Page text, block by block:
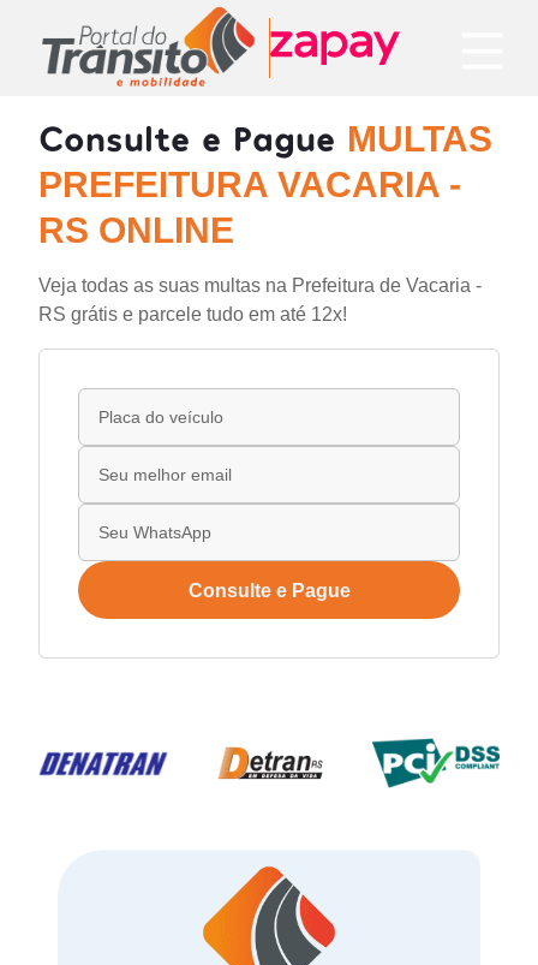
Consulte e Pague MULTAS
PREFEITURA VACARIA -
RS ONLINE
Veja todas as suas multas na Prefeitura de Vacaria -
RS grátis e parcele tudo em até 12x!
Consulte e Pague